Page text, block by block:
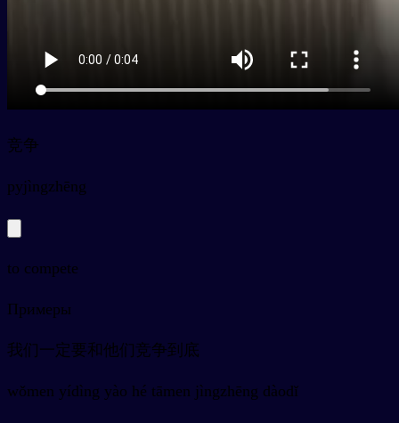
竞争
pyjìngzhēng
to compete
Примеры
我们一定要和他们竞争到底
wǒmen yídìng yào hé tāmen jìngzhēng dàodǐ